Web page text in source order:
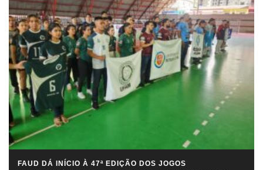
FAUD DÁ INÍCIO À 47ª EDIÇÃO DOS JOGOS